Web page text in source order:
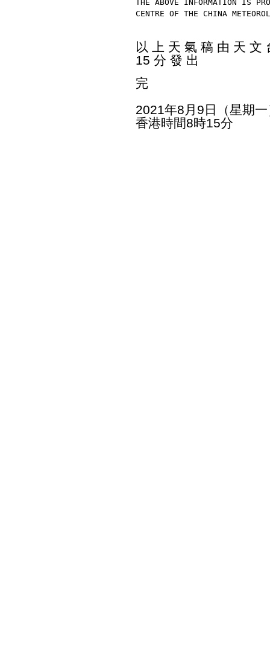
THE ABOVE INFORMATION IS
CENTRE OF THE CHINA
以 上 天 氣 稿 由 天 文
15 分 發 出
完
2021年8月9日（星期
香港時間8時15分